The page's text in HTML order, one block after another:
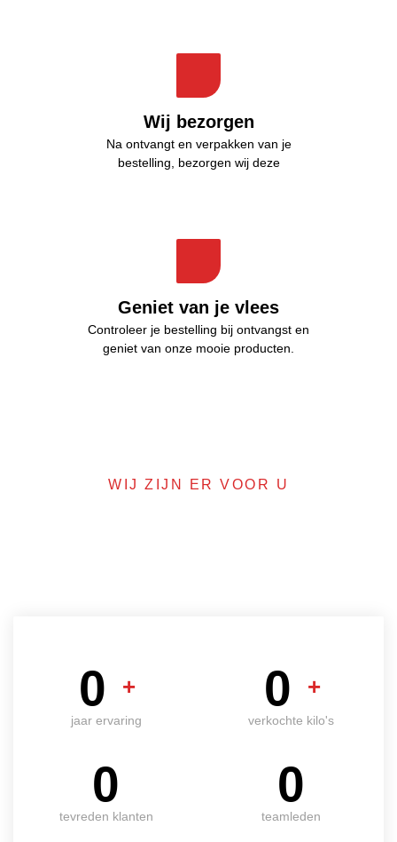
Wij bezorgen
Na ontvangt en verpakken van je
bestelling, bezorgen wij deze
Geniet van je vlees
Controleer je bestelling bij ontvangst en
geniet van onze mooie producten.
WIJ ZIJN ER VOOR U
0 +
jaar ervaring
0 +
verkochte kilo's
0
tevreden klanten
0
teamleden